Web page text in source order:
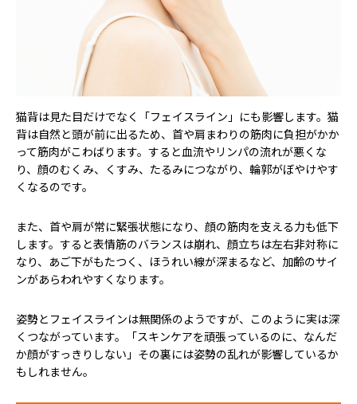
猫背は見た目だけでなく「フェイスライン」にも影響します。猫
背は自然と頭が前に出るため、首や肩まわりの筋肉に負担がかか
って筋肉がこわばります。すると血流やリンパの流れが悪くな
り、顔のむくみ、くすみ、たるみにつながり、輪郭がぼやけやす
くなるのです。
また、首や肩が常に緊張状態になり、顔の筋肉を支える力も低下
します。すると表情筋のバランスは崩れ、顔立ちは左右非対称に
なり、あご下がもたつく、ほうれい線が深まるなど、加齢のサイ
ンがあらわれやすくなります。
姿勢とフェイスラインは無関係のようですが、このように実は深
くつながっています。「スキンケアを頑張っているのに、なんだ
か顔がすっきりしない」その裏には姿勢の乱れが影響しているか
もしれません。